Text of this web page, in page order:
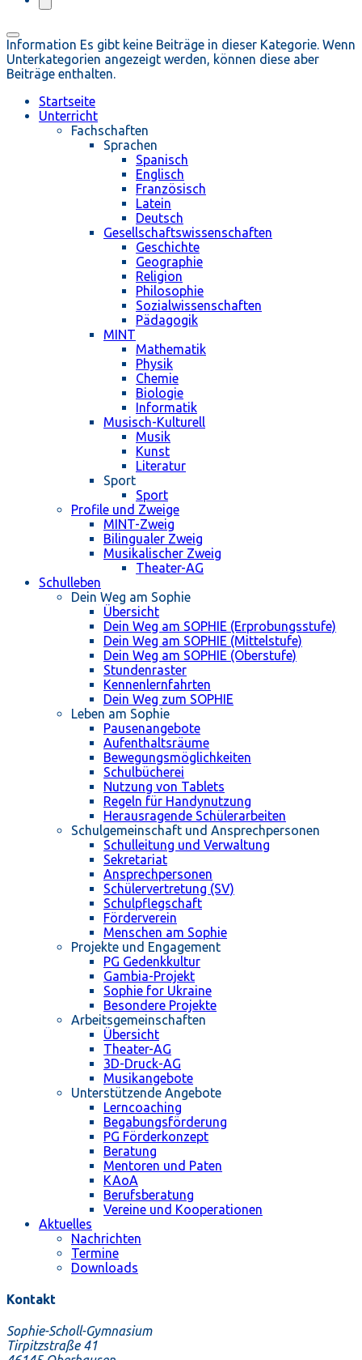
Information Es gibt keine Beiträge in dieser Kategorie. Wenn
Unterkategorien angezeigt werden, können diese aber
Beiträge enthalten.
Startseite
Unterricht
Fachschaften
Sprachen
Spanisch
Englisch
Französisch
Latein
Deutsch
Gesellschaftswissenschaften
Geschichte
Geographie
Religion
Philosophie
Sozialwissenschaften
Pädagogik
MINT
Mathematik
Physik
Chemie
Biologie
Informatik
Musisch-Kulturell
Musik
Kunst
Literatur
Sport
Sport
Profile und Zweige
MINT-Zweig
Bilingualer Zweig
Musikalischer Zweig
Theater-AG
Schulleben
Dein Weg am Sophie
Übersicht
Dein Weg am SOPHIE (Erprobungsstufe)
Dein Weg am SOPHIE (Mittelstufe)
Dein Weg am SOPHIE (Oberstufe)
Stundenraster
Kennenlernfahrten
Dein Weg zum SOPHIE
Leben am Sophie
Pausenangebote
Aufenthaltsräume
Bewegungsmöglichkeiten
Schulbücherei
Nutzung von Tablets
Regeln für Handynutzung
Herausragende Schülerarbeiten
Schulgemeinschaft und Ansprechpersonen
Schulleitung und Verwaltung
Sekretariat
Ansprechpersonen
Schülervertretung (SV)
Schulpflegschaft
Förderverein
Menschen am Sophie
Projekte und Engagement
PG Gedenkkultur
Gambia-Projekt
Sophie for Ukraine
Besondere Projekte
Arbeitsgemeinschaften
Übersicht
Theater-AG
3D-Druck-AG
Musikangebote
Unterstützende Angebote
Lerncoaching
Begabungsförderung
PG Förderkonzept
Beratung
Mentoren und Paten
KAoA
Berufsberatung
Vereine und Kooperationen
Aktuelles
Nachrichten
Termine
Downloads
Kontakt
Sophie-Scholl-Gymnasium
Tirpitzstraße 41